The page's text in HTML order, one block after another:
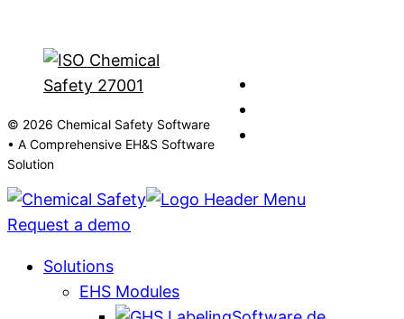
© 2026 Chemical Safety Software
• A Comprehensive EH&S Software
Solution
Request a demo
Solutions
EHS Modules